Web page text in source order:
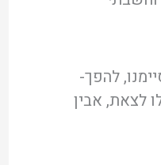
להפך-
לצאת, אבין